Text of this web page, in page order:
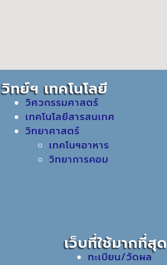
วิทย์ฯ เทคโนโลยี
วิศวกรรมศาสตร์
เทคโนโลยีสารสนเทศ
วิทยาศาสตร์
เทคโนฯอาหาร
วิทยาการคอม
เว็บที่ใช้มากที่สุด
ทะเบียน/วัดผล